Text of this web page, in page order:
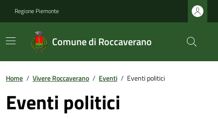
Regione Piemonte
Comune di Roccaverano
Home / Vivere Roccaverano / Eventi / Eventi politici
Eventi politici